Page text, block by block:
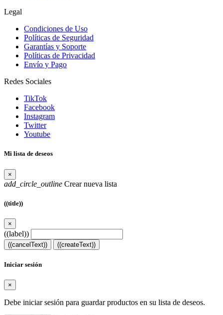
Legal
Condiciones de Uso
Políticas de Seguridad
Garantías y Soporte
Políticas de Privacidad
Envío y Pago
Redes Sociales
TikTok
Facebook
Instagram
Twitter
Youtube
Mi lista de deseos
×
add_circle_outline Crear nueva lista
((title))
×
((label))
((cancelText)) ((createText))
Iniciar sesión
×
Debe iniciar sesión para guardar productos en su lista de deseos.